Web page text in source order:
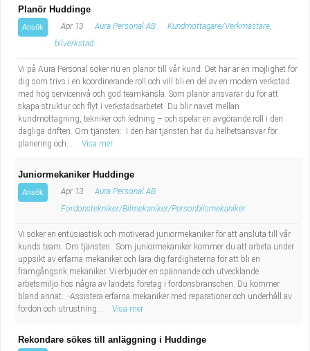
Tekniskt arbete
Transport
Brevbärare
Sjuksköterska, grundutbildad
Kock, storhushåll
Undersköterska, vård- o specialavd. o mottagning
Bibliotekarie
Administrativ assistent
Lärare i gymnasiet
Planör Huddinge
Ansök Apr 13 Aura Personal AB
Kundmottagare/Verkmästare,
bilverkstad
Vi på Aura Personal söker nu en planör till vår kund. Det här är en möjlighet för
dig som trivs i en koordinerande roll och vill bli en del av en modern verkstad
med hög servicenivå och god teamkänsla. Som planör ansvarar du för att
skapa struktur och flyt i verkstadsarbetet. Du blir navet mellan
kundmottagning, tekniker och ledning – och spelar en avgörande roll i den
dagliga driften. Om tjänsten: I den här tjänsten har du helhetsansvar för
planering och...
Visa mer
Juniormekaniker Huddinge
Ansök Apr 13
Aura Personal AB
Fordonstekniker/Bilmekaniker/Personbilsmekaniker
Vi söker en entusiastisk och motiverad juniormekaniker för att ansluta till vår
kunds team. Om tjänsten: Som juniormekaniker kommer du att arbeta under
uppsikt av erfarna mekaniker och lära dig färdigheterna för att bli en
framgångsrik mekaniker. Vi erbjuder en spännande och utvecklande
arbetsmiljö hos några av landets företag i fordonsbranschen. Du kommer
bland annat: -Assistera erfarna mekaniker med reparationer och underhåll av
fordon och utrustning...
Visa mer
Rekondare sökes till anläggning i Huddinge